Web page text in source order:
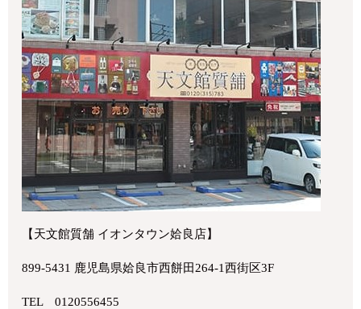
【天文館質舗 イオンタウン姶良店】
899-5431 鹿児島県姶良市西餅田264-1西街区3F
TEL 0120556455